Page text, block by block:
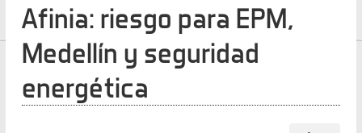
Afinia: riesgo para EPM,
Medellín y seguridad
energética